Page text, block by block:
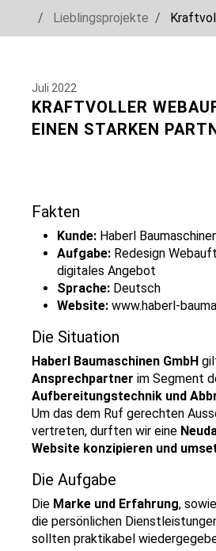
Lieblingsprojekte
Kraftvoller
Juli 2022
KRAFTVOLLER
EINEN STARKEN
Fakten
Kunde: Haberl
Aufgabe: Redesign
digitales Angebot
Sprache: Deutsch
Website: www.haberl-
Die Situation
Haberl Baumaschinen GmbH
Ansprechpartner im Segment
Aufbereitungstechnik und
Um das dem Ruf gerechten
vertreten, durften wir eine
Website konzipieren und
Die Aufgabe
Die Marke und Erfahrung,
die persönlichen
sollten praktikabel